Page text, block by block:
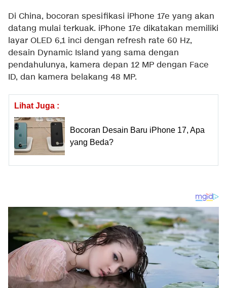
Di China, bocoran spesifikasi iPhone 17e yang akan
datang mulai terkuak. iPhone 17e dikatakan memiliki
layar OLED 6,1 inci dengan refresh rate 60 Hz,
desain Dynamic Island yang sama dengan
pendahulunya, kamera depan 12 MP dengan Face
ID, dan kamera belakang 48 MP.
Lihat Juga :
Bocoran Desain Baru iPhone 17, Apa
yang Beda?